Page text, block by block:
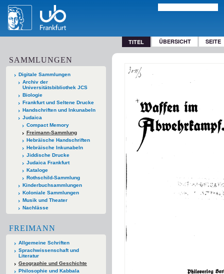
TITEL ÜBERSICHT SEITE
SAMMLUNGEN
Digitale Sammlungen
Archiv der
Universitätsbibliothek JCS
Biologie
Frankfurt und Seltene Drucke
Handschriften und Inkunabeln
Judaica
Compact Memory
Freimann-Sammlung
Hebräische Handschriften
Hebräische Inkunabeln
Jiddische Drucke
Judaica Frankfurt
Kataloge
Rothschild-Sammlung
Kinderbuchsammlungen
Koloniale Sammlungen
Musik und Theater
Nachlässe
FREIMANN
Allgemeine Schriften
Sprachwissenschaft und
Literatur
Geographie und Geschichte
Philosophie und Kabbala